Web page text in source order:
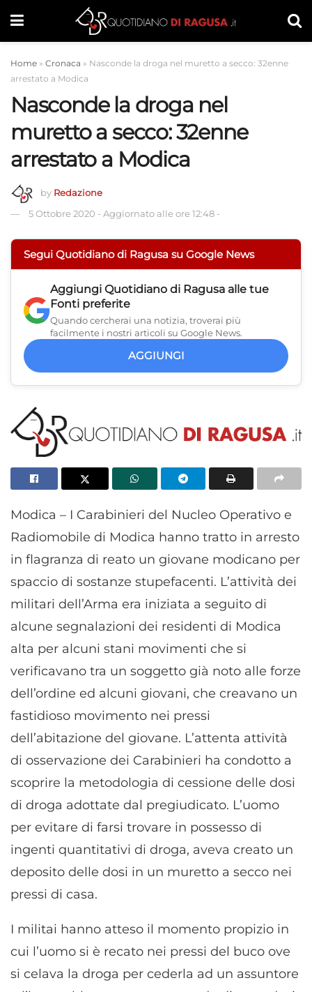
Home » Cronaca » Nasconde la droga nel muretto a secco: 32enne
arrestato a Modica
Nasconde la droga nel
muretto a secco: 32enne
arrestato a Modica
by Redazione
5 Ottobre 2020 - Aggiornato alle ore 12:48 -
Segui Quotidiano di Ragusa su Google News
Aggiungi Quotidiano di Ragusa alle tue
Fonti preferite
Quando cercherai una notizia, troverai più
facilmente i nostri articoli su Google News.
AGGIUNGI
Modica – I Carabinieri del Nucleo Operativo e
Radiomobile di Modica hanno tratto in arresto
in flagranza di reato un giovane modicano per
spaccio di sostanze stupefacenti. L’attività dei
militari dell’Arma era iniziata a seguito di
alcune segnalazioni dei residenti di Modica
alta per alcuni stani movimenti che si
verificavano tra un soggetto già noto alle forze
dell’ordine ed alcuni giovani, che creavano un
fastidioso movimento nei pressi
dell’abitazione del giovane. L’attenta attività
di osservazione dei Carabinieri ha condotto a
scoprire la metodologia di cessione delle dosi
di droga adottate dal pregiudicato. L’uomo
per evitare di farsi trovare in possesso di
ingenti quantitativi di droga, aveva creato un
deposito delle dosi in un muretto a secco nei
pressi di casa.
I militai hanno atteso il momento propizio in
cui l’uomo si è recato nei pressi del buco ove
si celava la droga per cederla ad un assuntore